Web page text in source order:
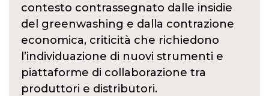
contesto contrassegnato dalle insidie
del greenwashing e dalla contrazione
economica, criticità che richiedono
l’individuazione di nuovi strumenti e
piattaforme di collaborazione tra
produttori e distributori.